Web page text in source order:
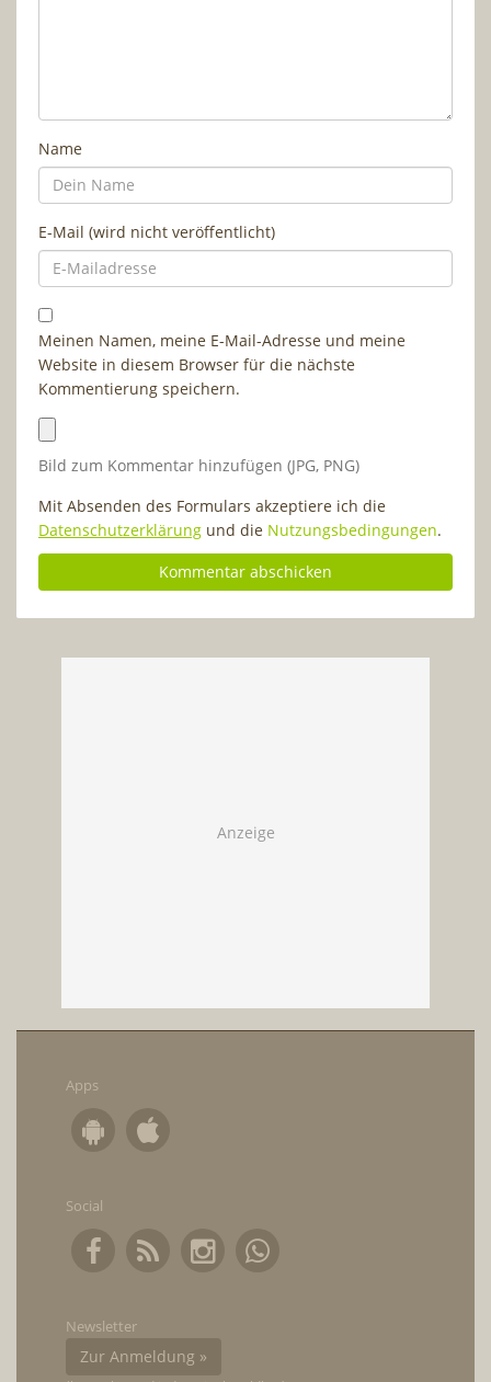
Name
E-Mail (wird nicht veröffentlicht)
Meinen Namen, meine E-Mail-Adresse und meine
Website in diesem Browser für die nächste
Kommentierung speichern.
Bild zum Kommentar hinzufügen (JPG, PNG)
Mit Absenden des Formulars akzeptiere ich die
Datenschutzerklärung und die Nutzungsbedingungen.
Apps
Social
Newsletter
Zur Anmeldung »